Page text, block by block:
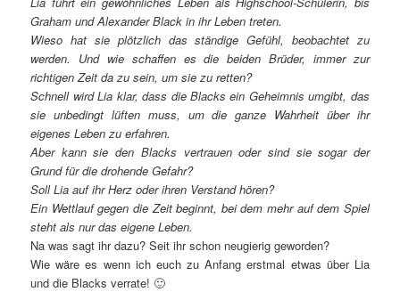
Graham und Alexander Black in ihr Leben treten.
Wieso hat sie plötzlich das ständige Gefühl, beobachtet zu
werden. Und wie schaffen es die beiden Brüder, immer zur
richtigen Zeit da zu sein, um sie zu retten?
Schnell wird Lia klar, dass die Blacks ein Geheimnis umgibt, das
sie unbedingt lüften muss, um die ganze Wahrheit über ihr
eigenes Leben zu erfahren.
Aber kann sie den Blacks vertrauen oder sind sie sogar der
Grund für die drohende Gefahr?
Soll Lia auf ihr Herz oder ihren Verstand hören?
Ein Wettlauf gegen die Zeit beginnt, bei dem mehr auf dem Spiel
steht als nur das eigene Leben.
Na was sagt ihr dazu? Seit ihr schon neugierig geworden?
Wie wäre es wenn ich euch zu Anfang erstmal etwas über Lia
und die Blacks verrate! 🙂